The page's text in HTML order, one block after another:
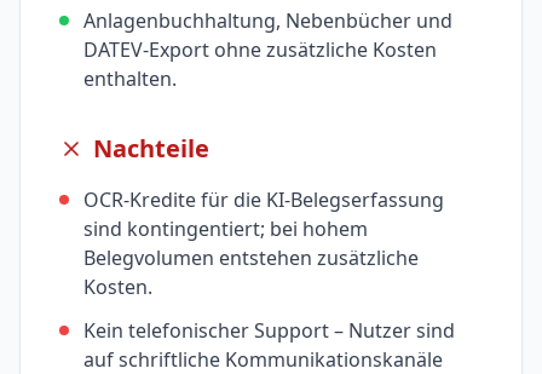
Anlagenbuchhaltung, Nebenbücher und
DATEV-Export ohne zusätzliche Kosten
enthalten.
Nachteile
OCR-Kredite für die KI-Belegserfassung
sind kontingentiert; bei hohem
Belegvolumen entstehen zusätzliche
Kosten.
Kein telefonischer Support – Nutzer sind
auf schriftliche Kommunikationskanäle